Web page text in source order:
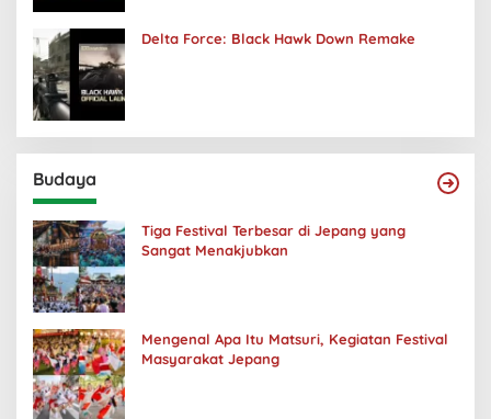
Delta Force: Black Hawk Down Remake
Budaya
Tiga Festival Terbesar di Jepang yang
Sangat Menakjubkan
Mengenal Apa Itu Matsuri, Kegiatan Festival
Masyarakat Jepang